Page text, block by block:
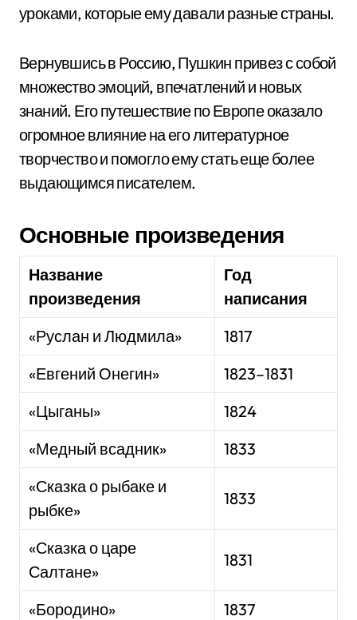
уроками, которые ему давали разные страны.
Вернувшись в Россию, Пушкин привез с собой
множество эмоций, впечатлений и новых
знаний. Его путешествие по Европе оказало
огромное влияние на его литературное
творчество и помогло ему стать еще более
выдающимся писателем.
Основные произведения
Название
произведения
Год
написания
«Руслан и Людмила»
1817
«Евгений Онегин»
1823–1831
«Цыганы»
1824
«Медный всадник»
1833
«Сказка о рыбаке и
рыбке»
1833
«Сказка о царе
Салтане»
1831
«Бородино»
1837